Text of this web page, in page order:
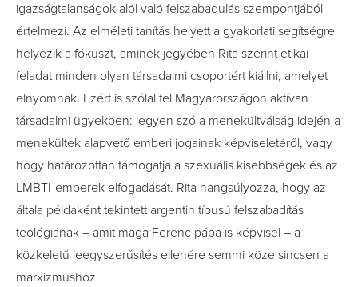
igazságtalanságok alól való felszabadulás szempontjából
értelmezi. Az elméleti tanítás helyett a gyakorlati segítségre
helyezik a fókuszt, aminek jegyében Rita szerint etikai
feladat minden olyan társadalmi csoportért kiállni, amelyet
elnyomnak. Ezért is szólal fel Magyarországon aktívan
társadalmi ügyekben: legyen szó a menekültválság idején a
menekültek alapvető emberi jogainak képviseletéről, vagy
hogy határozottan támogatja a szexuális kisebbségek és az
LMBTI-emberek elfogadását. Rita hangsúlyozza, hogy az
általa példaként tekintett argentin típusú felszabadítás
teológiának – amit maga Ferenc pápa is képvisel – a
közkeletű leegyszerűsítés ellenére semmi köze sincsen a
marxizmushoz.